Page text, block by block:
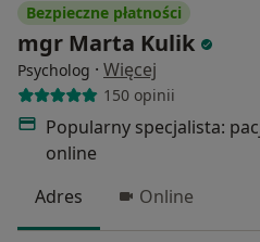
Bezpieczne płatności
mgr Marta Kulik
Psycholog · Więcej
150 opinii
Popularny specjalista:
online
Adres
Online